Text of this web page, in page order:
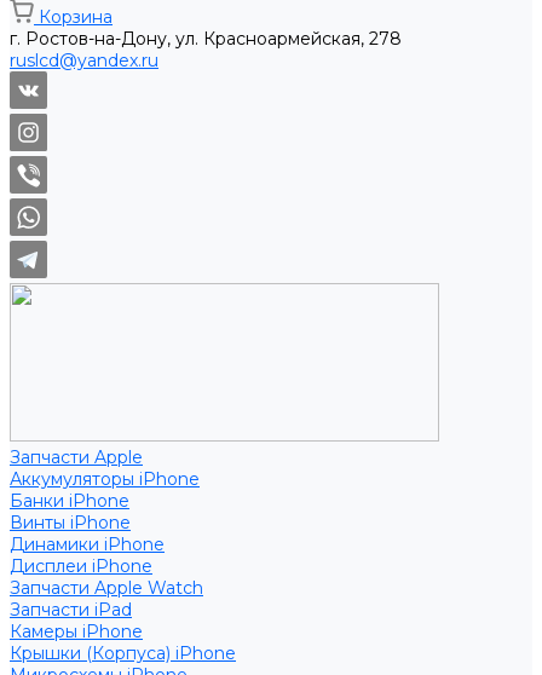
Корзина
г. Ростов-на-Дону, ул. Красноармейская, 278
ruslcd@yandex.ru
Запчасти Apple
Аккумуляторы iPhone
Банки iPhone
Винты iPhone
Динамики iPhone
Дисплеи iPhone
Запчасти Apple Watch
Запчасти iPad
Камеры iPhone
Крышки (Корпуса) iPhone